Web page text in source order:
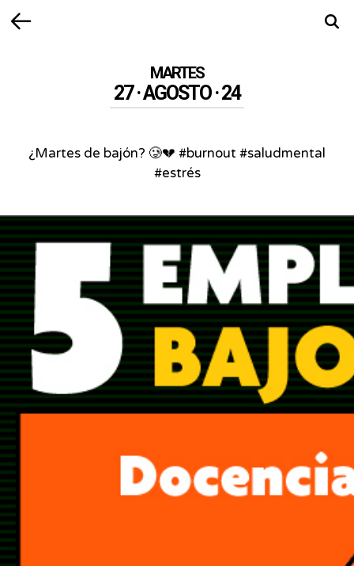
MARTES
27 · AGOSTO · 24
¿Martes de bajón? 🥲💔 #burnout #saludmental
#estrés